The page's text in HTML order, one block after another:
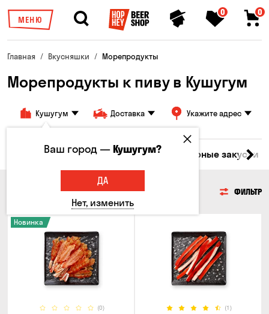
МЕНЮ
0 0
Главная Вкусняшки Морепродукты
Морепродукты к пиву в Кушугум
Кушугум Доставка Укажите адрес
Мясо Рыба Морепродукты Сырные закуски
МОРЕПРОДУКТЫ ФИЛЬТР
(0)
Новинка
(1)
Ваш город —Кушугум?
ДА
Нет, изменить